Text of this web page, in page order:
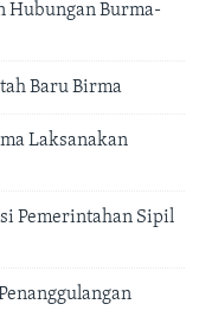
Hubungan Burma-
Baru Birma
Laksanakan
Pemerintahan Sipil